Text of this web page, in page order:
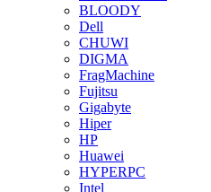
BLOODY
Dell
CHUWI
DIGMA
FragMachine
Fujitsu
Gigabyte
Hiper
HP
Huawei
HYPERPC
Intel